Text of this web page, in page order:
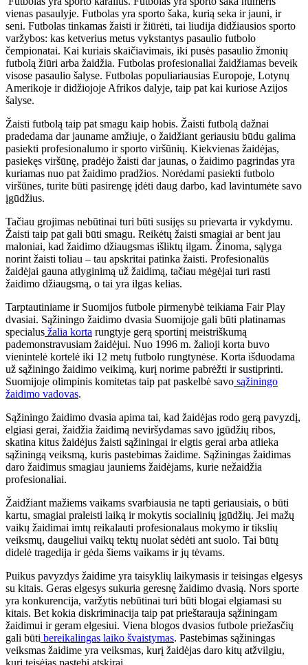
vienas pasaulyje. Futbolas yra sporto šaka, kurią seka ir jauni, ir
seni. Futbolas tinkamas žaisti ir žiūrėti, tai liudija didžiausios sporto
varžybos: kas ketverius metus vykstantys pasaulio futbolo
čempionatai. Kai kuriais skaičiavimais, iki pusės pasaulio žmonių
futbolą žiūri arba žaidžia. Futbolas profesionaliai žaidžiamas beveik
visose pasaulio šalyse. Futbolas populiariausias Europoje, Lotynų
Amerikoje ir didžiojoje Afrikos dalyje, taip pat kai kuriose Azijos
šalyse.
Žaisti futbolą taip pat smagu kaip hobis. Žaisti futbolą dažnai
pradedama dar jauname amžiuje, o žaidžiant geriausiu būdu galima
pasiekti profesionalumo ir sporto viršūnių. Kiekvienas žaidėjas,
pasiekęs viršūnę, pradėjo žaisti dar jaunas, o žaidimo pagrindas yra
kuriamas nuo pat žaidimo pradžios. Norėdami pasiekti futbolo
viršūnes, turite būti pasirengę įdėti daug darbo, kad lavintumėte savo
įgūdžius.
Tačiau grojimas nebūtinai turi būti susijęs su prievarta ir vykdymu.
Žaisti taip pat gali būti smagu. Reikėtų žaisti smagiai ar bent jau
maloniai, kad žaidimo džiaugsmas išliktų ilgam. Žinoma, sąlyga
norint žaisti toliau – tau apskritai patinka žaisti. Profesionalūs
žaidėjai gauna atlyginimą už žaidimą, tačiau mėgėjai turi rasti
žaidimo džiaugsmą, o tai yra ilgas kelias.
Tarptautiniame ir Suomijos futbole pirmenybė teikiama Fair Play
dvasiai. Sąžiningo žaidimo dvasia Suomijoje gali būti platinamas
specialus žalia korta rungtyje gerą sportinį meistriškumą
pademonstravusiam žaidėjui. Nuo 1996 m. žalioji korta buvo
vienintelė kortelė iki 12 metų futbolo rungtynėse. Korta išduodama
už sąžiningo žaidimo veikimą, kurį norime pabrėžti ir sustiprinti.
Suomijoje olimpinis komitetas taip pat paskelbė savo sąžiningo
žaidimo vadovas.
Sąžiningo žaidimo dvasia apima tai, kad žaidėjas rodo gerą pavyzdį,
elgiasi gerai, žaidžia žaidimą neviršydamas savo įgūdžių ribos,
skatina kitus žaidėjus žaisti sąžiningai ir elgtis gerai arba atlieka
sąžiningą veiksmą, kuris pastebimas žaidime. Sąžiningas žaidimas
daro žaidimus smagiau jauniems žaidėjams, kurie nežaidžia
profesionaliai.
Žaidžiant mažiems vaikams svarbiausia ne tapti geriausiais, o būti
kartu, smagiai praleisti laiką ir mokytis socialinių įgūdžių. Jei mažų
vaikų žaidimai imtų reikalauti profesionalaus mokymo ir tikslių
veiksmų, daugeliui vaikų tektų nuolat sėdėti ant suolo. Tai būtų
didelė tragedija ir gėda šiems vaikams ir jų tėvams.
Puikus pavyzdys žaidime yra taisyklių laikymasis ir teisingas elgesys
su kitais. Geras elgesys sukuria geresnę žaidimo dvasią. Nors sporte
yra konkurencija, varžytis nebūtinai turi būti blogai elgiamasi su
kitais. Bet kokia diskriminacija taip pat prieštarauja sąžiningam
žaidimui ir geram elgesiui. Viena blogos dvasios futbole priežasčių
gali būti bereikalingas laiko švaistymas. Pastebimas sąžiningas
veiksmas žaidime yra veiksmas, kurį žaidėjas daro kitų atžvilgiu,
kurį teisėjas pastebi atskirai.